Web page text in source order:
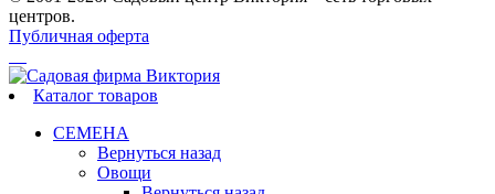
центров.
Публичная оферта
Каталог товаров
СЕМЕНА
Вернуться назад
Овощи